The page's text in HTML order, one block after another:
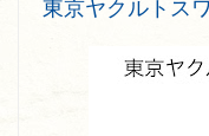
東京ヤクルトス